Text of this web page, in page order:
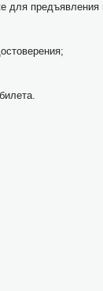
для предъявления